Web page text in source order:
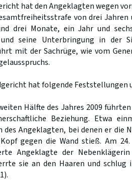
hat den Angeklagten wegen
von drei
drei Monate, ein Jahr und
seine Unterbringung in der
mit der Sachrüge, wie vom
hat folgende Feststellungen
Hälfte des Jahres 2009
Beziehung. Etwa
des Angeklagten, bei denen er die
gegen die Wand stieß. Am
Angeklagte der
sie an den Haaren und